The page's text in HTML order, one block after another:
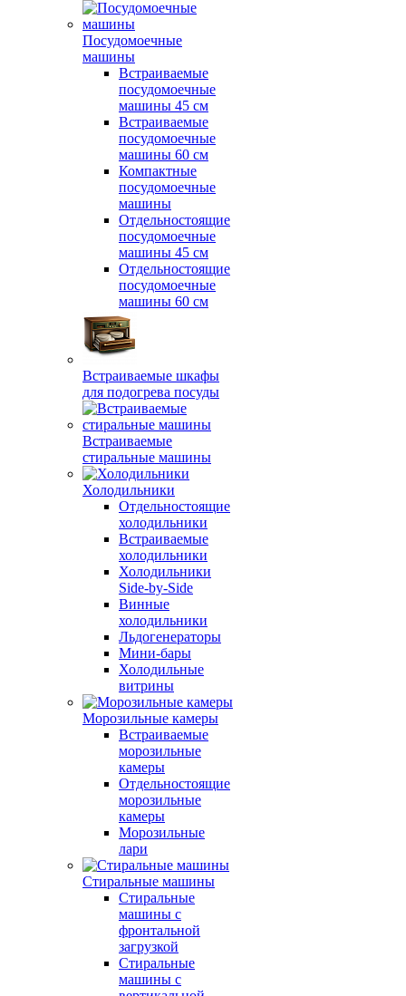
Посудомоечные
машины
Встраиваемые
посудомоечные
машины 45 см
Встраиваемые
посудомоечные
машины 60 см
Компактные
посудомоечные
машины
Отдельностоящие
посудомоечные
машины 45 см
Отдельностоящие
посудомоечные
машины 60 см
Встраиваемые шкафы
для подогрева посуды
Встраиваемые
стиральные машины
Холодильники
Отдельностоящие
холодильники
Встраиваемые
холодильники
Холодильники
Side-by-Side
Винные
холодильники
Льдогенераторы
Мини-бары
Холодильные
витрины
Морозильные камеры
Встраиваемые
морозильные
камеры
Отдельностоящие
морозильные
камеры
Морозильные
лари
Стиральные машины
Стиральные
машины с
фронтальной
загрузкой
Стиральные
машины с